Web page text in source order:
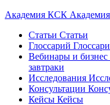
Академия КСК
Статьи Статьи
Глоссарий
Вебинары и бизнес
завтраки
Исследования
Консультации
Кейсы Кейсы